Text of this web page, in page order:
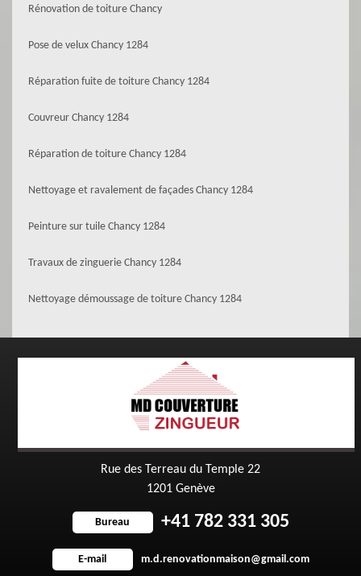
Rénovation de toiture Chancy
Pose de velux Chancy 1284
Réparation fuite de toiture Chancy 1284
Couvreur Chancy 1284
Réparation de toiture Chancy 1284
Nettoyage et ravalement de façades Chancy 1284
Peinture sur tuile Chancy 1284
Travaux de zinguerie Chancy 1284
Nettoyage démoussage de toiture Chancy 1284
Rue des Terreau du Temple 22
1201 Genève
Bureau +41 782 331 305
E-mail m.d.renovationmaison@gmail.com